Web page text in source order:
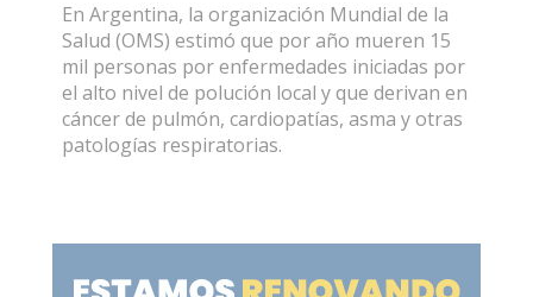
En Argentina, la organización Mundial de la
Salud (OMS) estimó que por año mueren 15
mil personas por enfermedades iniciadas por
el alto nivel de polución local y que derivan en
cáncer de pulmón, cardiopatías, asma y otras
patologías respiratorias.